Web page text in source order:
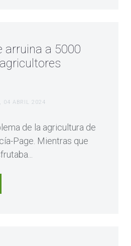
arruina a 5000
04 ABRIL 2024
de la agricultura de
Page. Mientras que